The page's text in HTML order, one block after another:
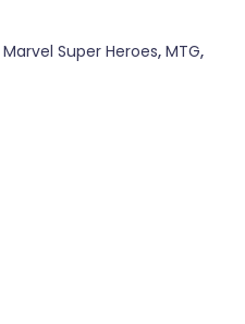
Marvel Super Heroes,MTG,